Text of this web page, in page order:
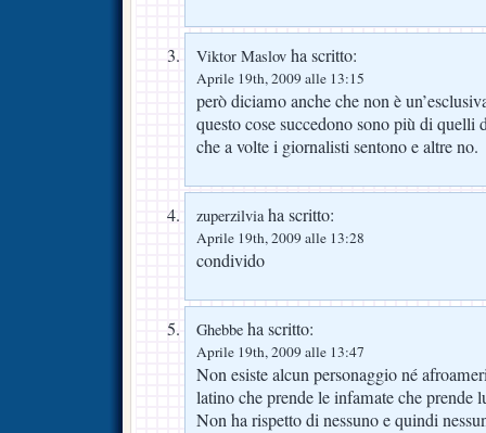
Viktor Maslov ha scritto:
Aprile 19th, 2009 alle 13:15
però diciamo anche che non è
questo cose succedono sono più di quelli
che a volte i giornalisti sentono e altre no.
zuperzilviaha scritto:
Aprile 19th, 2009 alle 13:28
condivido
Ghebbe ha scritto:
Aprile 19th, 2009 alle 13:47
Non esiste alcun personaggio né
latino che prende le infamate che prende
Non ha rispetto di nessuno e quindi